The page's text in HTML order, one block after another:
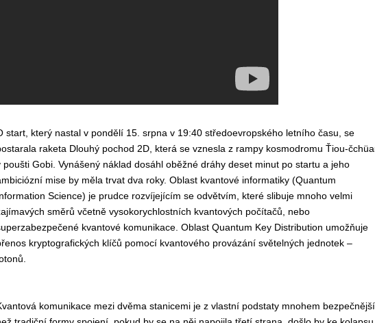
start, který nastal v pondělí 15. srpna v 19:40 středoevropského letního času, se
raketa Dlouhý pochod 2D, která se vznesla z rampy kosmodromu Ťiou-
poušti Gobi. Vynášený náklad dosáhl oběžné dráhy deset minut po startu a jeho
mise by měla trvat dva roky. Oblast kvantové informatiky (Quantum
Science) je prudce rozvíjejícím se odvětvím, které slibuje mnoho velmi
směrů včetně vysokorychlostních kvantových počítačů, nebo
kvantové komunikace. Oblast Quantum Key Distribution umožňuje
kryptografických klíčů pomocí kvantového provázání světelných jednotek –
komunikace mezi dvěma stanicemi je z vlastní podstaty mnohem bezpečnější,